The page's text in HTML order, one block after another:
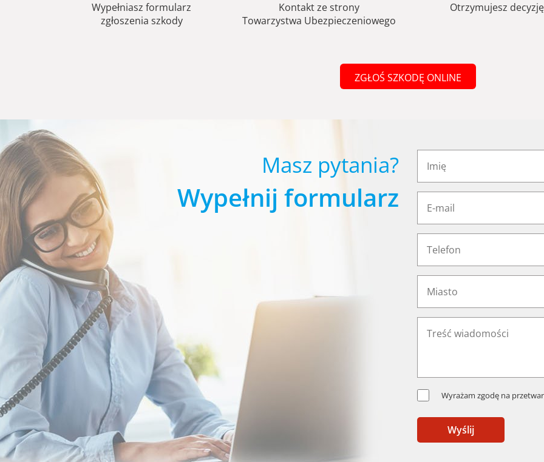
Wypełniasz formularz
zgłoszenia szkody
Kontakt ze strony
Towarzystwa Ubezpieczeniowego
Otrzymujesz decyzję
ZGŁOŚ SZKODĘ ONLINE
Masz pytania?
Wypełnij formularz
Wyrażam zgodę na
Wyślij